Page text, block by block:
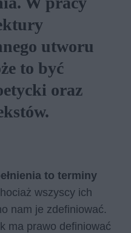
utworu
to być
oraz
to terminy
wszyscy ich
nam je zdefiniować.
ma prawo definiować